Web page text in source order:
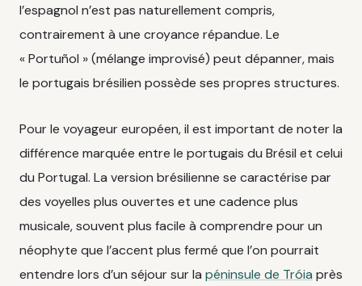
l’espagnol n’est pas naturellement compris,
contrairement à une croyance répandue. Le
« Portuñol » (mélange improvisé) peut dépanner, mais
le portugais brésilien possède ses propres structures.
Pour le voyageur européen, il est important de noter la
différence marquée entre le portugais du Brésil et celui
du Portugal. La version brésilienne se caractérise par
des voyelles plus ouvertes et une cadence plus
musicale, souvent plus facile à comprendre pour un
néophyte que l’accent plus fermé que l’on pourrait
entendre lors d’un séjour sur la péninsule de Tróia près